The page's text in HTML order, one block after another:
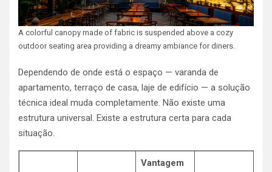
A colorful canopy made of fabric is suspended above a cozy
outdoor seating area providing a dreamy ambiance for diners.
Dependendo de onde está o espaço — varanda de
apartamento, terraço de casa, laje de edifício — a solução
técnica ideal muda completamente. Não existe uma
estrutura universal. Existe a estrutura certa para cada
situação.
Vantagem